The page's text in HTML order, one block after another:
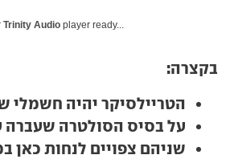
Trinity Audio player ready...
בקצרה:
הטריילסיקר יהיה חשמלי
על בסיס הסולטרה שעברה
שניהם צפויים לנחות כאן